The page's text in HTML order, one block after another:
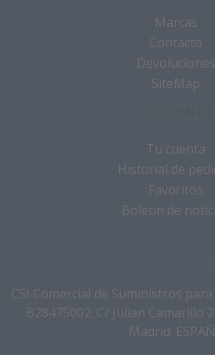
Marcas
Contacto
Devoluciones
SiteMap
Tu cuenta
Historial de
Favoritos
Boletín de
CSI Comercial de Suministros
B28475002. C/ Julian Camarillo
Madrid.